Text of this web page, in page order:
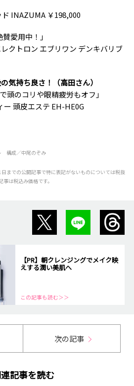
INAZUMA ￥198,000
愛用中！」
クトロン エブリワン デンキバリブ
気持ち良さ！（高田さん）
頭のコリや眼精疲労もオフ」
ー 頭皮エステ EH-HE0G
構成／中尾のぞみ
までの公開記事で特に表記がないものについては税抜
は税込み価格です。
【PR】朝クレンジングでメイク映
えする潤い美肌へ
この記事も読む＞＞
次の記事
記事を読む